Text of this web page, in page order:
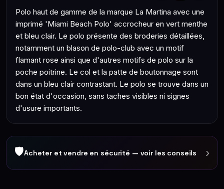
Polo haut de gamme de la marque La Martina avec une
imprimé 'Miami Beach Polo' accrocheur en vert menthe
et bleu clair. Le polo présente des broderies détaillées,
notamment un blason de polo-club avec un motif
flamant rose ainsi que d'autres motifs de polo sur la
poche poitrine. Le col et la patte de boutonnage sont
dans un bleu clair contrastant. Le polo se trouve dans un
bon état d'occasion, sans taches visibles ni signes
d'usure importants.
🛡Acheter et vendre en sécurité — voir les conseils ›